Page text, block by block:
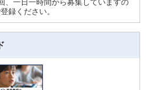
、一日一時間から募集していますの
録ください。